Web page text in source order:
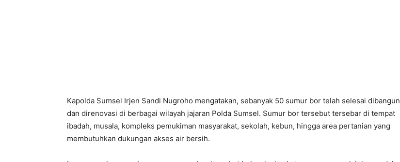
Kapolda Sumsel Irjen Sandi Nugroho mengatakan, sebanyak 50 sumur bor telah selesai dibangun
dan direnovasi di berbagai wilayah jajaran Polda Sumsel. Sumur bor tersebut tersebar di tempat
ibadah, musala, kompleks pemukiman masyarakat, sekolah, kebun, hingga area pertanian yang
membutuhkan dukungan akses air bersih.